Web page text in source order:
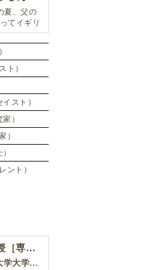
夏、父の
てイギリ
した。
ト）
スト）
）
）
ント）
佐藤久美子 教授［専門家インタビュー］
言語学者・玉川大学大学院教育学研究科 教授・NHK「えいごであそぼ」総合指導